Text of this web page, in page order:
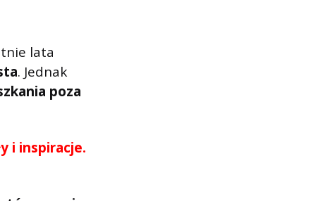
lata
. Jednak
poza
i inspiracje.